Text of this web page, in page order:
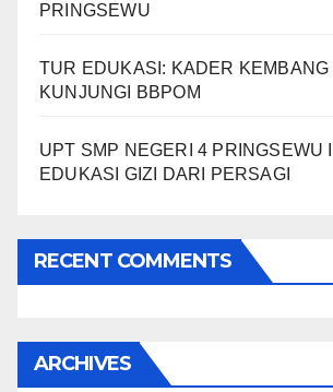
PRINGSEWU
TUR EDUKASI: KADER KEMBANG
KUNJUNGI BBPOM
UPT SMP NEGERI 4 PRINGSEWU
EDUKASI GIZI DARI PERSAGI
RECENT COMMENTS
ARCHIVES